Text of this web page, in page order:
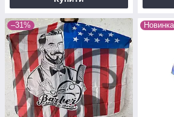
–31% Новинка